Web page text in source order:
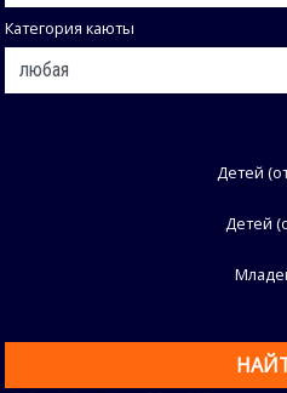
Категория каюты
Детей
Детей